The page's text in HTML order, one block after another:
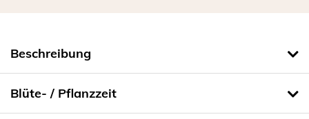
Beschreibung
Blüte- / Pflanzzeit